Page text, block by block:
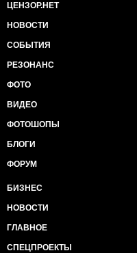
ЦЕНЗОР.НЕТ
НОВОСТИ
СОБЫТИЯ
РЕЗОНАНС
ФОТО
ВИДЕО
ФОТОШОПЫ
БЛОГИ
ФОРУМ
БИЗНЕС
НОВОСТИ
ГЛАВНОЕ
СПЕЦПРОЕКТЫ